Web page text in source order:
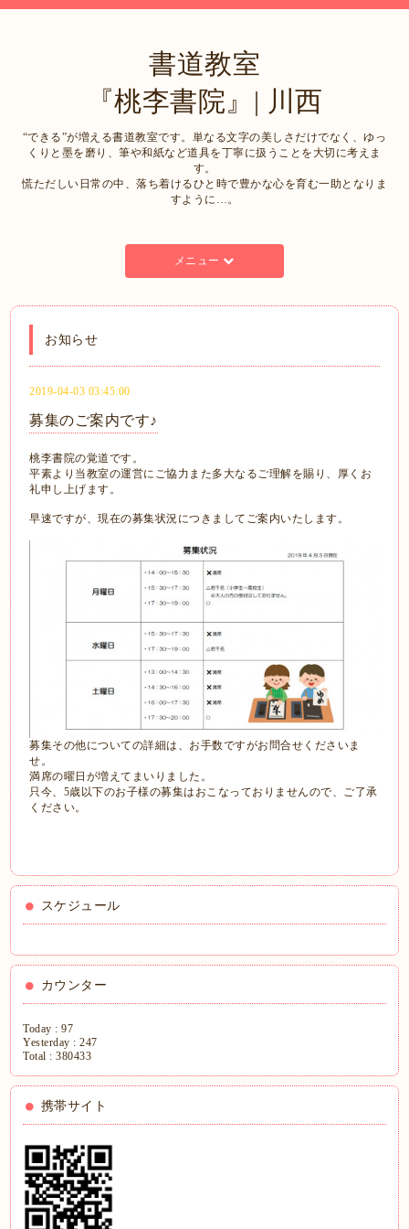
書道教室
『桃李書院』| 川西
“できる”が増える書道教室です。単なる文字の美しさだけでなく、ゆっ
くりと墨を磨り、筆や和紙など道具を丁寧に扱うことを大切に考えま
す。
慌ただしい日常の中、落ち着けるひと時で豊かな心を育む一助となりま
すように…。
メニュー
お知らせ
2019-04-03 03:45:00
募集のご案内です♪
桃李書院の覚道です。
平素より当教室の運営にご協力また多大なるご理解を賜り、厚くお
礼申し上げます。
早速ですが、現在の募集状況につきましてご案内いたします。
募集その他についての詳細は、お手数ですがお問合せくださいま
せ。
満席の曜日が増えてまいりました。
只今、5歳以下のお子様の募集はおこなっておりませんので、ご了承
ください。
スケジュール
カウンター
Today :97
Yesterday :247
Total :380433
携帯サイト